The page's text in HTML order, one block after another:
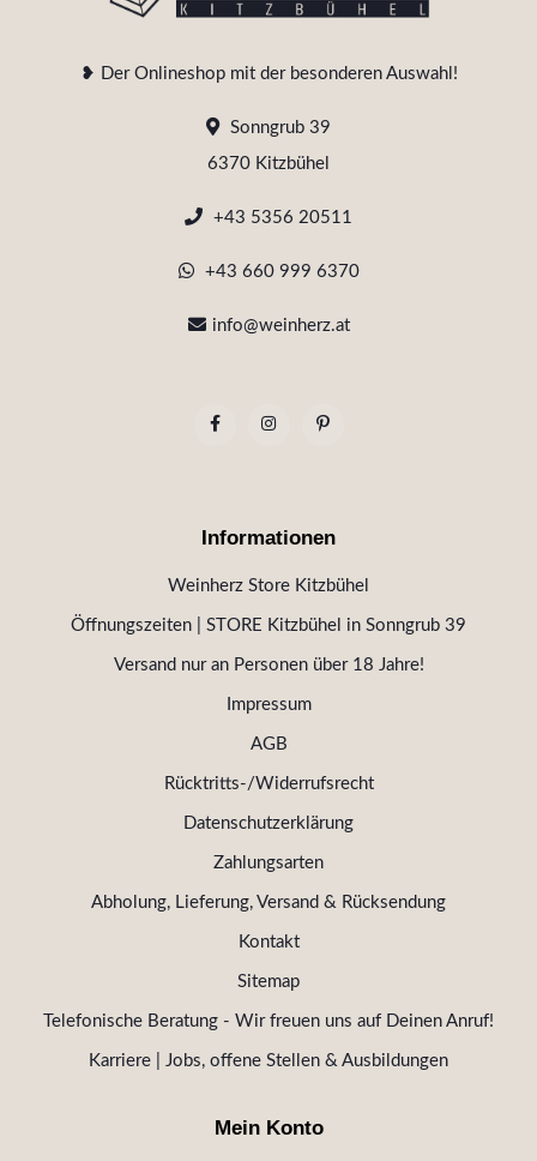
❥ Der Onlineshop mit der besonderen Auswahl!
Sonngrub 39
6370 Kitzbühel
+43 5356 20511
+43 660 999 6370
info@weinherz.at
Informationen
Weinherz Store Kitzbühel
Öffnungszeiten | STORE Kitzbühel in Sonngrub 39
Versand nur an Personen über 18 Jahre!
Impressum
AGB
Rücktritts-/Widerrufsrecht
Datenschutzerklärung
Zahlungsarten
Abholung, Lieferung, Versand & Rücksendung
Kontakt
Sitemap
Telefonische Beratung - Wir freuen uns auf Deinen Anruf!
Karriere | Jobs, offene Stellen & Ausbildungen
Mein Konto